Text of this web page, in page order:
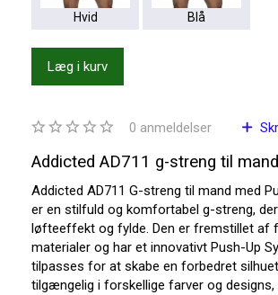
Hvid Blå
Læg i kurv
0 anmeldelser
Addicted AD711 g-streng til mand
Addicted AD711 G-streng til mand med
er en stilfuld og komfortabel g-streng,
løfteeffekt og fylde. Den er fremstillet af
materialer og har et innovativt Push-Up
tilpasses for at skabe en forbedret
tilgængelig i forskellige farver og designs,